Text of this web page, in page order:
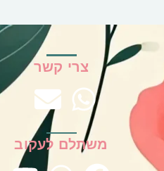
צרי קשר
משתלם לעקוב